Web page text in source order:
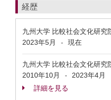
経歴
九州大学 比較社会文化研
2023年5月
- 現在
九州大学 比較社会文化研究
2010年10月
-
2023年4月
詳細を見る